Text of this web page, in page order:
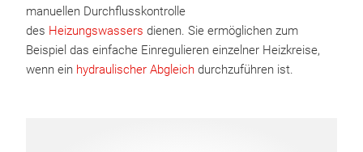
manuellen Durchflusskontrolle
des Heizungswassers dienen. Sie ermöglichen zum
Beispiel das einfache Einregulieren einzelner Heizkreise,
wenn ein hydraulischer Abgleich durchzuführen ist.